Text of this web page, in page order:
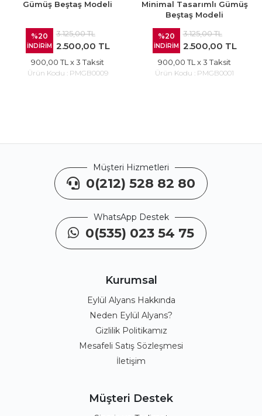
Gümüş Beştaş Modeli
%20
İNDİRİM
3.125,00 TL
2.500,00 TL
900,00 TL x 3 Taksit
Ürün Kodu : PMGB0009
Minimal Tasarımlı Gümüş
Beştaş Modeli
%20
İNDİRİM
3.125,00 TL
2.500,00 TL
900,00 TL x 3 Taksit
Ürün Kodu : PMGB0001
Müşteri Hizmetleri
0(212) 528 82 80
WhatsApp Destek
0(535) 023 54 75
Kurumsal
Eylül Alyans Hakkında
Neden Eylül Alyans?
Gizlilik Politikamız
Mesafeli Satış Sözleşmesi
İletişim
Müşteri Destek